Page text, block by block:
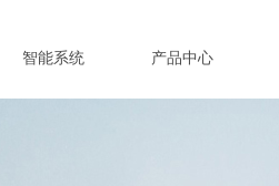
智能系统 产品中心